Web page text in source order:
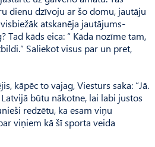
dienu dzīvoju ar šo domu, jautāju
atskanēja jautājums-
Tad kāds eica: “ Kāda nozīme tam,
Saliekot visus par un pret,
kāpēc to vajag, Viesturs saka: “Jā.
būtu nākotne, lai labi justos
redzētu, ka esam viņu
viņiem kā šī sporta veida